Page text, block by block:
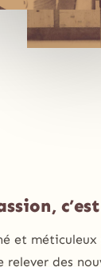
et méticuleux
relever des